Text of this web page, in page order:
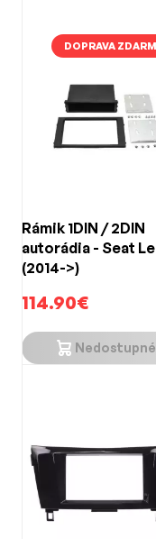
DOPRAVA
Rámik 1DIN / 2DIN
autorádia - Seat Leon
(2014->)
114.90€
Nedostupné